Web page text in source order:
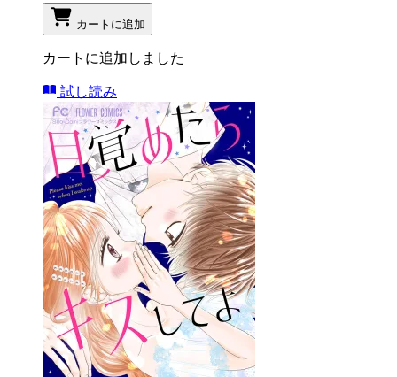
カートに追加
カートに追加しました
試し読み